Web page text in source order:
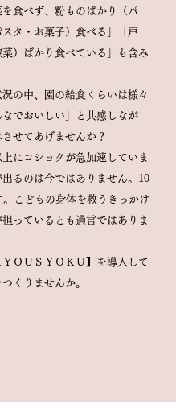
を食べず、粉ものばかり（パ
スタ・お菓子）食べる」「戸
）ばかり食べている」も含み
の中、園の給食くらいは様々
なでおいしい」と共感しなが
せてあげませんか？
にコショクが急加速していま
るのは今ではありません。10
。こどもの身体を救うきっかけ
っているとも過言ではありま
ＯＵＳＹＯＫＵ】を導入して
くりませんか。